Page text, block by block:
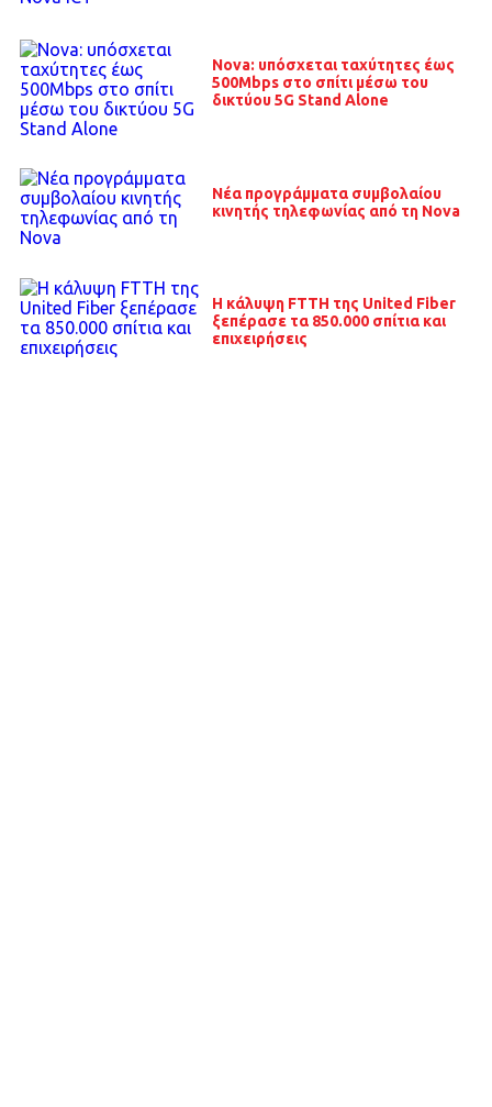
Nova: υπόσχεται ταχύτητες έως
500Mbps στο σπίτι μέσω του
δικτύου 5G Stand Alone
Νέα προγράμματα συμβολαίου
κινητής τηλεφωνίας από τη Nova
Η κάλυψη FTTH της United Fiber
ξεπέρασε τα 850.000 σπίτια και
επιχειρήσεις